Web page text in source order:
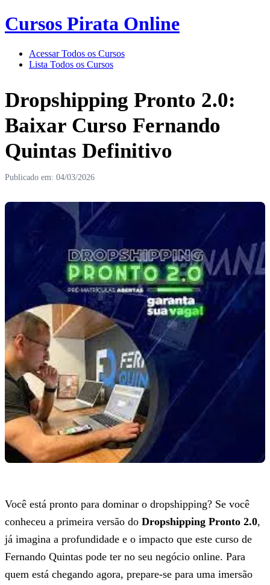
Cursos Pirata Online
Acessar Todos os Cursos
Lista Todos os Cursos
Dropshipping Pronto 2.0:
Baixar Curso Fernando
Quintas Definitivo
Publicado em: 04/03/2026
Você está pronto para dominar o dropshipping? Se você
conheceu a primeira versão do Dropshipping Pronto 2.0,
já imagina a profundidade e o impacto que este curso de
Fernando Quintas pode ter no seu negócio online. Para
quem está chegando agora, prepare-se para uma imersão